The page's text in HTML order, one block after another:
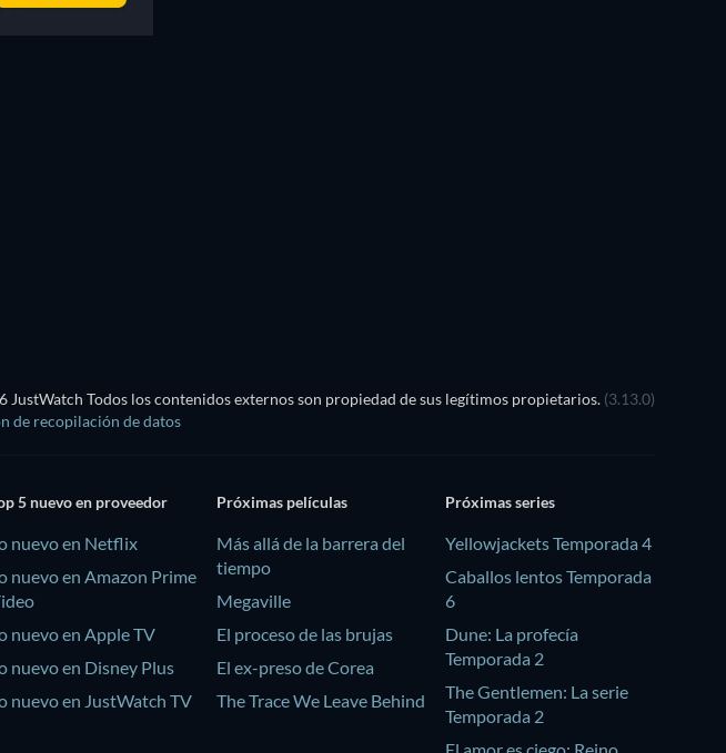
JustWatch Todos los contenidos externos son propiedad de sus legítimos propietarios. (3.13.0)
de recopilación de datos
5 nuevo en proveedor
nuevo en Netflix
nuevo en Amazon Prime
nuevo en Apple TV
nuevo en Disney Plus
nuevo en JustWatch TV
Próximas películas
Más allá de la barrera del
tiempo
Megaville
El proceso de las brujas
El ex-preso de Corea
The Trace We Leave Behind
Próximas series
Yellowjackets Temporada 4
Caballos lentos Temporada
6
Dune: La profecía
Temporada 2
The Gentlemen: La serie
Temporada 2
El amor es ciego: Reino